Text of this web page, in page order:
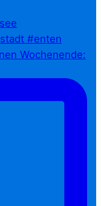
Wochenende: